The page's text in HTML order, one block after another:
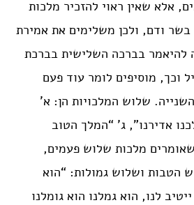
אלא שאין ראוי להזכיר מלכות
ודם, ולכן משלימים את אמירת
להיאמר בברכה השלישית בברכת
וכך, מוסיפים לומר עוד פעם
שלוש המלכויות הן: א’
אדירנו”, ג’ “המלך הטוב
שאומרים מלכות שלוש פעמים,
הטבות ושלוש גמולות: “הוא
לנו, הוא גמלנו הוא גומלנו